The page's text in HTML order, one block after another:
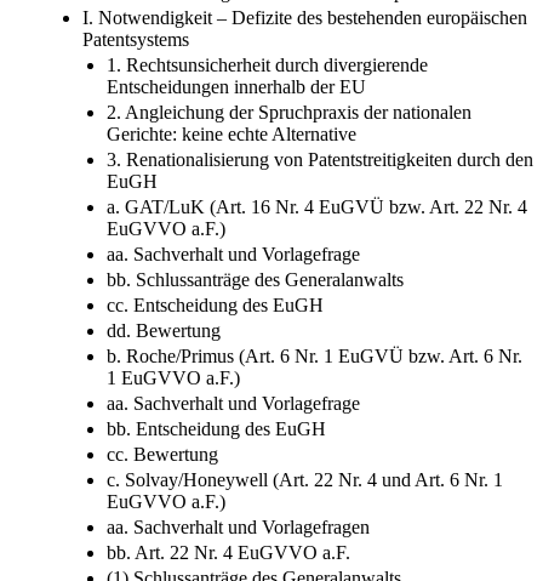
I. Notwendigkeit – Defizite des bestehenden europäischen
Patentsystems
1. Rechtsunsicherheit durch divergierende
Entscheidungen innerhalb der EU
2. Angleichung der Spruchpraxis der nationalen
Gerichte: keine echte Alternative
3. Renationalisierung von Patentstreitigkeiten durch den
EuGH
a. GAT/LuK (Art. 16 Nr. 4 EuGVÜ bzw. Art. 22 Nr. 4
EuGVVO a.F.)
aa. Sachverhalt und Vorlagefrage
bb. Schlussanträge des Generalanwalts
cc. Entscheidung des EuGH
dd. Bewertung
b. Roche/Primus (Art. 6 Nr. 1 EuGVÜ bzw. Art. 6 Nr.
1 EuGVVO a.F.)
aa. Sachverhalt und Vorlagefrage
bb. Entscheidung des EuGH
cc. Bewertung
c. Solvay/Honeywell (Art. 22 Nr. 4 und Art. 6 Nr. 1
EuGVVO a.F.)
aa. Sachverhalt und Vorlagefragen
bb. Art. 22 Nr. 4 EuGVVO a.F.